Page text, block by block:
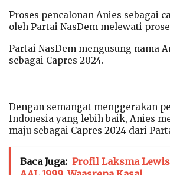
Proses pencalonan Anies sebagai
oleh Partai NasDem melewati
Partai NasDem mengusung nama
sebagai Capres 2024.
Dengan semangat menggerakan
Indonesia yang lebih baik, Anies
maju sebagai Capres 2024 dari
Baca Juga: Profil Laksma